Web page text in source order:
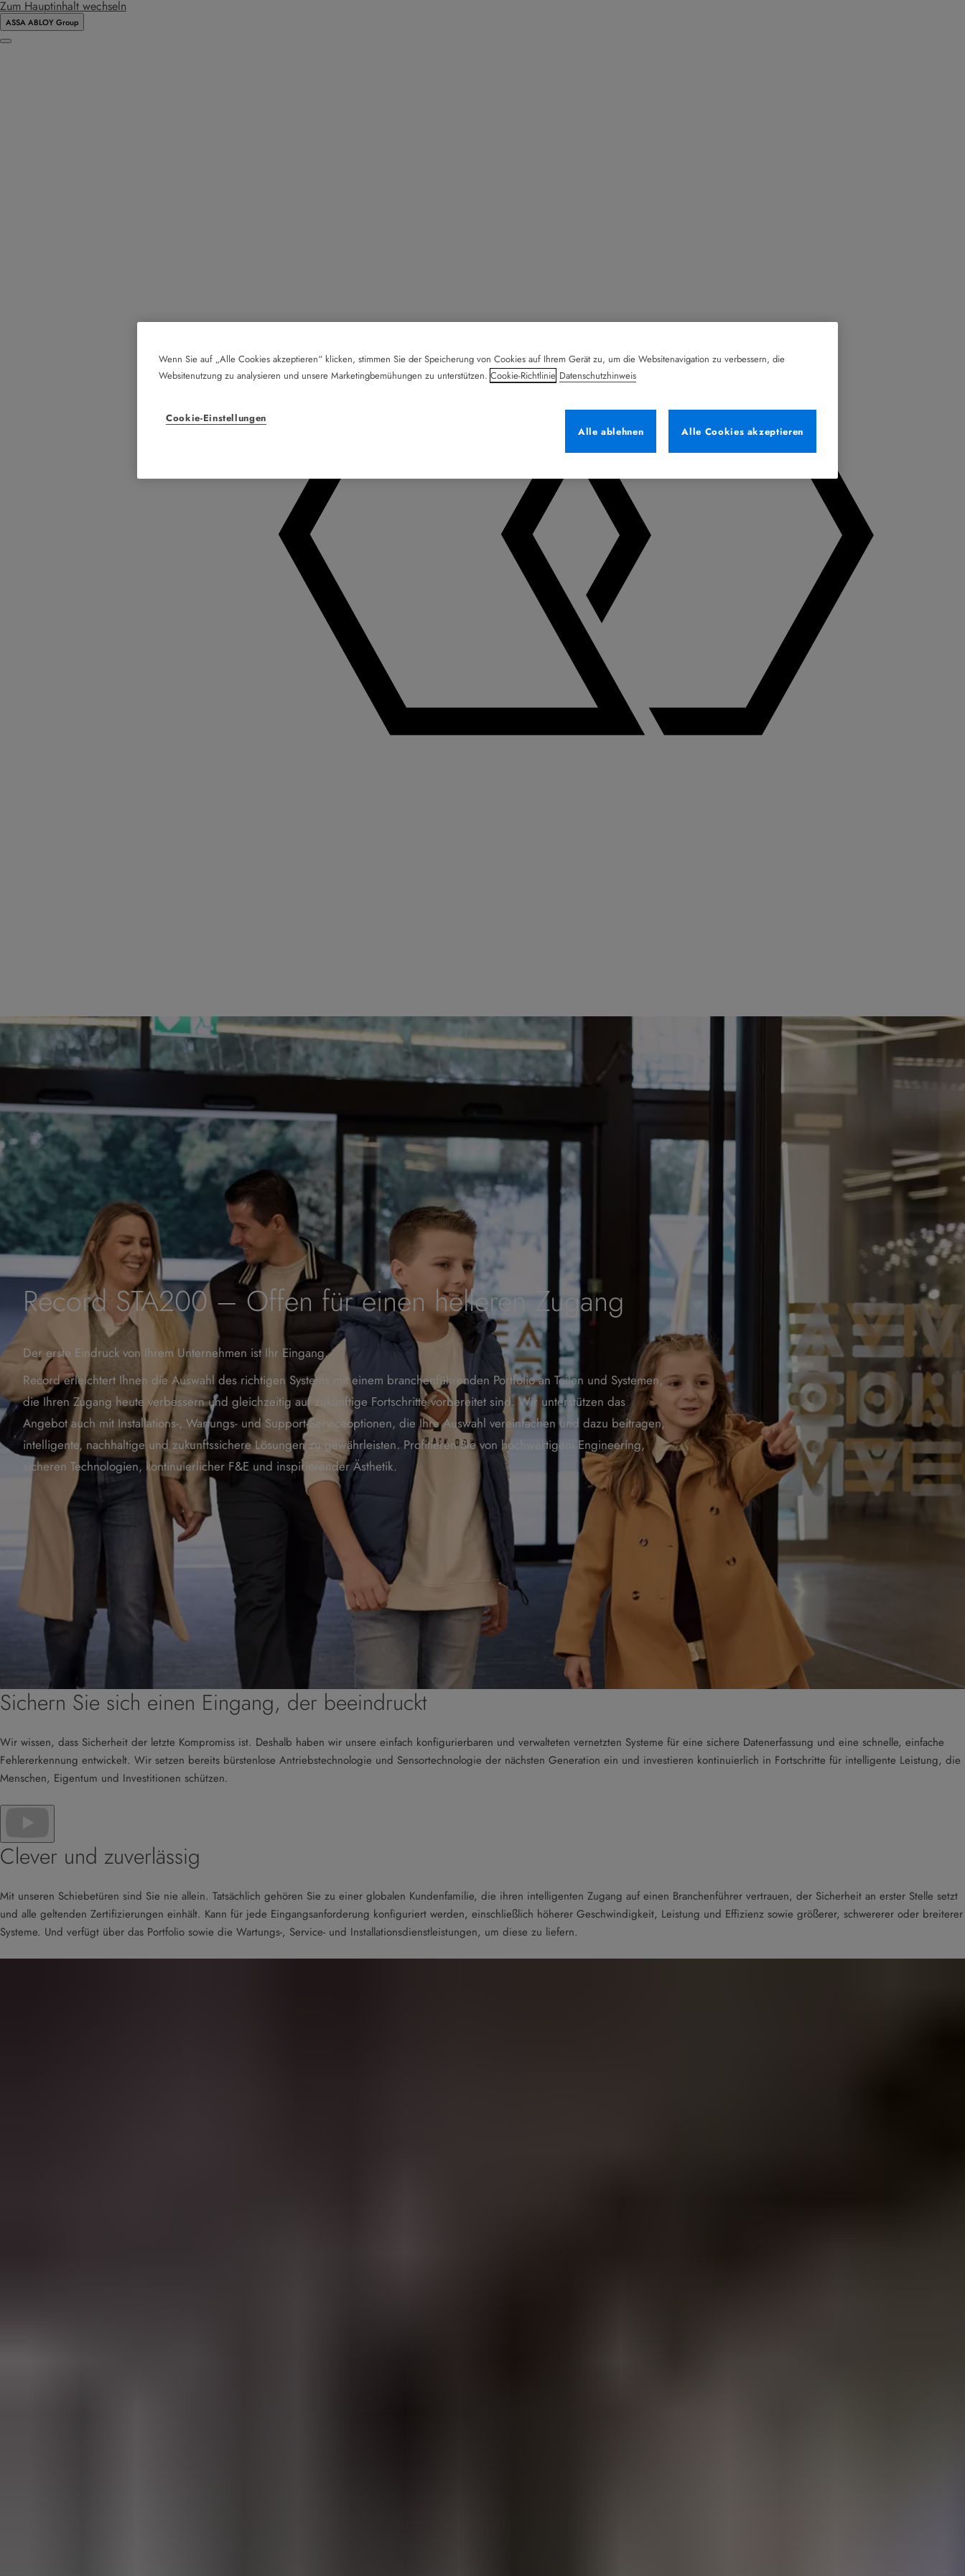
Zum Hauptinhalt wechseln
ASSA ABLOY Group
Menu
Record STA200 – Offen für einen helleren Zugang
Der erste Eindruck von Ihrem Unternehmen ist Ihr Eingang.
Record erleichtert Ihnen die Auswahl des richtigen Systems mit einem branchenführenden Portfolio an Teilen und Systemen,
die Ihren Zugang heute verbessern und gleichzeitig auf zukünftige Fortschritte vorbereitet sind. Wir unterstützen das
Angebot auch mit Installations-, Wartungs- und Support-Serviceoptionen, die Ihre Auswahl vereinfachen und dazu beitragen,
intelligente, nachhaltige und zukunftssichere Lösungen zu gewährleisten. Profitieren Sie von hochwertigem Engineering,
sicheren Technologien, kontinuierlicher F&E und inspirierender Ästhetik.
Sichern Sie sich einen Eingang, der beeindruckt
Wir wissen, dass Sicherheit der letzte Kompromiss ist. Deshalb haben wir unsere einfach konfigurierbaren und verwalteten vernetzten Systeme für eine sichere Datenerfassung und eine schnelle, einfache
Fehlererkennung entwickelt. Wir setzen bereits bürstenlose Antriebstechnologie und Sensortechnologie der nächsten Generation ein und investieren kontinuierlich in Fortschritte für intelligente Leistung, die
Menschen, Eigentum und Investitionen schützen.
Clever und zuverlässig
Mit unseren Schiebetüren sind Sie nie allein. Tatsächlich gehören Sie zu einer globalen Kundenfamilie, die ihren intelligenten Zugang auf einen Branchenführer vertrauen, der Sicherheit an erster Stelle setzt
und alle geltenden Zertifizierungen einhält. Kann für jede Eingangsanforderung konfiguriert werden, einschließlich höherer Geschwindigkeit, Leistung und Effizienz sowie größerer, schwererer oder breiterer
Systeme. Und verfügt über das Portfolio sowie die Wartungs-, Service- und Installationsdienstleistungen, um diese zu liefern.
Wenn Sie auf „Alle Cookies akzeptieren“ klicken, stimmen Sie der Speicherung von Cookies auf Ihrem Gerät zu, um die Websitenavigation zu verbessern, die
Websitenutzung zu analysieren und unsere Marketingbemühungen zu unterstützen. Cookie-Richtlinie Datenschutzhinweis
Cookie-Einstellungen
Alle ablehnen
Alle Cookies akzeptieren